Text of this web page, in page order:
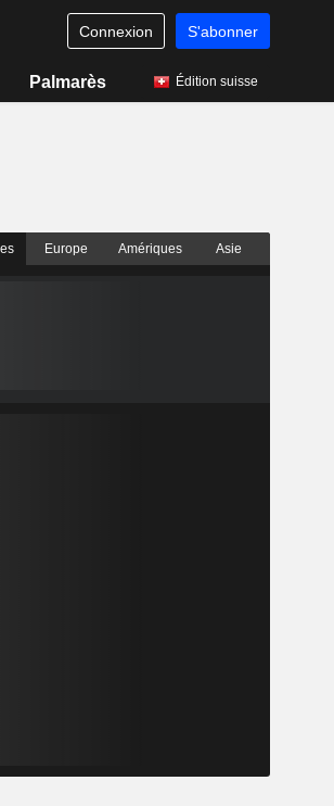
Connexion S'abonner
Palmarès Édition suisse
Europe Amériques Asie